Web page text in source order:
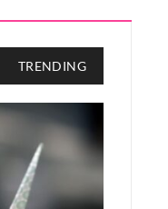
TRENDING